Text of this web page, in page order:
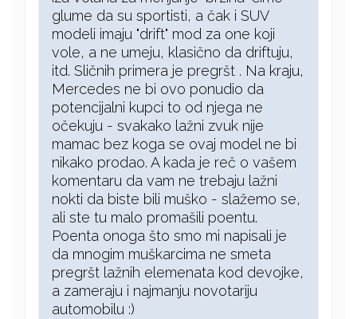
glume da su sportisti, a čak i SUV
modeli imaju "drift" mod za one koji
vole, a ne umeju, klasično da driftuju,
itd. Sličnih primera je pregršt . Na kraju,
Mercedes ne bi ovo ponudio da
potencijalni kupci to od njega ne
očekuju - svakako lažni zvuk nije
mamac bez koga se ovaj model ne bi
nikako prodao. A kada je reč o vašem
komentaru da vam ne trebaju lažni
nokti da biste bili muško - slažemo se,
ali ste tu malo promašili poentu.
Poenta onoga što smo mi napisali je
da mnogim muškarcima ne smeta
pregršt lažnih elemenata kod devojke,
a zameraju i najmanju novotariju
automobilu :)